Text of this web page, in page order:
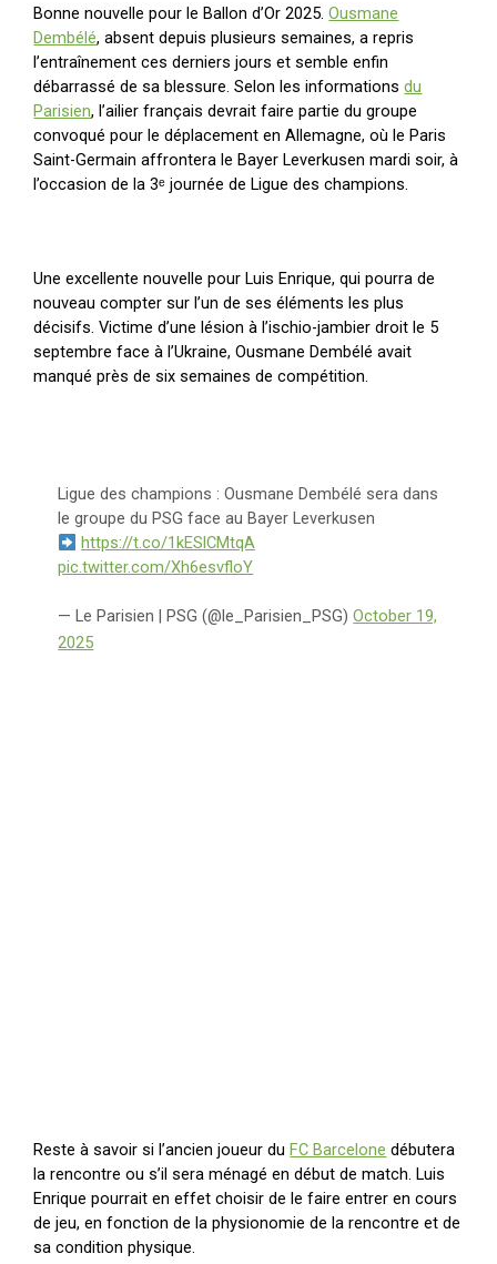
Bonne nouvelle pour le Ballon d’Or 2025.Ousmane
Dembélé, absent depuis plusieurs semaines, a repris
l’entraînement ces derniers jours et semble enfin
débarrassé de sa blessure. Selon les informationsdu
Parisien, l’ailier français devrait faire partie du groupe
convoqué pour le déplacement en Allemagne, où le Paris
Saint-Germain affrontera le Bayer Leverkusen mardi soir, à
l’occasion de la 3ᵉ journée de Ligue des champions.
Une excellente nouvelle pour Luis Enrique, qui pourra de
nouveau compter sur l’un de ses éléments les plus
décisifs. Victime d’une lésion à l’ischio-jambier droit le 5
septembre face à l’Ukraine, Ousmane Dembélé avait
manqué près de six semaines de compétition.
Ligue des champions : Ousmane Dembélé sera dans
le groupe du PSG face au Bayer Leverkusen
https://t.co/1kESlCMtqA
pic.twitter.com/Xh6esvfloY
— Le Parisien | PSG (@le_Parisien_PSG)October 19,
2025
Reste à savoir si l’ancien joueur du FC Barcelone débutera
la rencontre ou s’il sera ménagé en début de match. Luis
Enrique pourrait en effet choisir de le faire entrer en cours
de jeu, en fonction de la physionomie de la rencontre et de
sa condition physique.